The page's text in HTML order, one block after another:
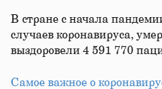
В стране с начала
случаев коронавируса,
выздоровели 4 591 770
Самое важное о